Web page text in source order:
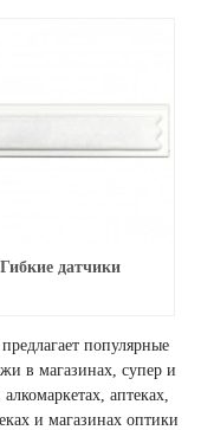
Гибкие датчики
популярные
в магазинах, супер и
аптеках,
и магазинах оптики